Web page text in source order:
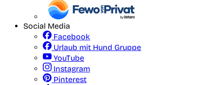
Social Media
Facebook
Urlaub mit Hund Gruppe
YouTube
Instagram
Pinterest